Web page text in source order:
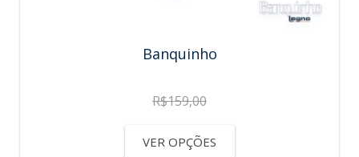
Banquinho
R$159,00
VER OPÇÕES